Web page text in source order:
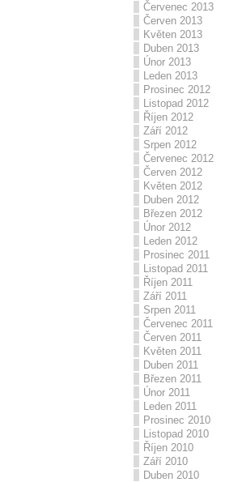
Červenec 2013
Červen 2013
Květen 2013
Duben 2013
Únor 2013
Leden 2013
Prosinec 2012
Listopad 2012
Říjen 2012
Září 2012
Srpen 2012
Červenec 2012
Červen 2012
Květen 2012
Duben 2012
Březen 2012
Únor 2012
Leden 2012
Prosinec 2011
Listopad 2011
Říjen 2011
Září 2011
Srpen 2011
Červenec 2011
Červen 2011
Květen 2011
Duben 2011
Březen 2011
Únor 2011
Leden 2011
Prosinec 2010
Listopad 2010
Říjen 2010
Září 2010
Duben 2010